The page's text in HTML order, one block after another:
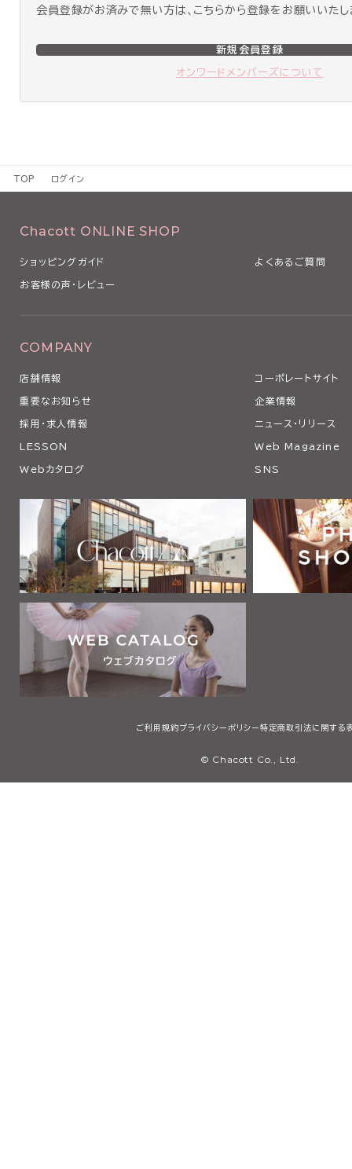
会員登録がお済みで無い方は、こちらから登録をお願いいたし
新規会員登録
オンワードメンバーズについて
TOP ログイン
Chacott ONLINE SHOP
ショッピングガイド よくあるご質問
お客様の声・レビュー
COMPANY
店舗情報 コーポレートサイト
重要なお知らせ 企業情報
採用・求人情報 ニュース・リリース
LESSON Web Magazine
Webカタログ SNS
ご利用規約プライバシーポリシー 特定商取引法に関する
© Chacott Co., Ltd.